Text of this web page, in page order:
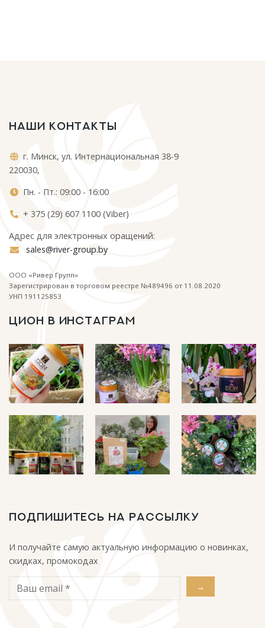
НАШИ КОНТАКТЫ
г. Минск, ул. Интернациональная 38-9
220030,
Пн. - Пт.: 09:00 - 16:00
+ 375 (29) 607 1100 (Viber)
Адрес для электронных оращений:
sales@river-group.by
ООО «Ривер Групп»
Зарегистрирован в торговом реестре №489496 от 11.08.2020
УНП 191125853
ЦИОН В ИНСТАГРАМ
ПОДПИШИТЕСЬ НА РАССЫЛКУ
И получайте самую актуальную информацию о новинках,
скидках, промокодах